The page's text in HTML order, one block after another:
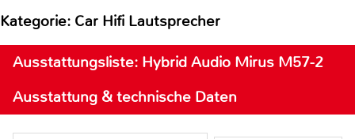
Kategorie: Car Hifi Lautsprecher
Ausstattungsliste: Hybrid Audio Mirus M57-2
Ausstattung & technische Daten